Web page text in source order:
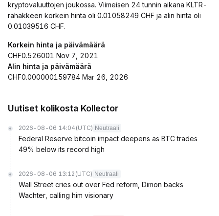
kryptovaluuttojen joukossa. Viimeisen 24 tunnin aikana KLTR-
rahakkeen korkein hinta oli 0.01058249 CHF ja alin hinta oli
0.01039516 CHF.
Korkein hinta ja päivämäärä
CHF0.526001 Nov 7, 2021
Alin hinta ja päivämäärä
CHF0.000000159784 Mar 26, 2026
Uutiset kolikosta Kollector
2026-08-06 14:04 (UTC) Neutraali
Federal Reserve bitcoin impact deepens as BTC trades
49% below its record high
2026-08-06 13:12 (UTC) Neutraali
Wall Street cries out over Fed reform, Dimon backs
Wachter, calling him visionary